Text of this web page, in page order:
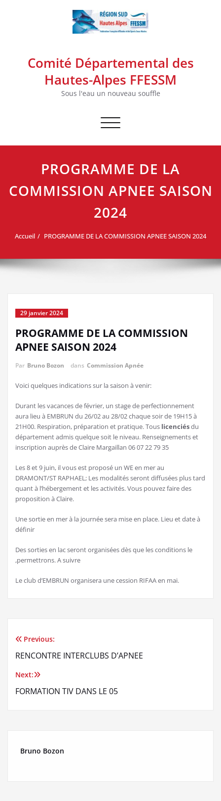
Comité Départemental des
Hautes-Alpes FFESSM
Sous l'eau un nouveau souffle
Afficher/masquer la navigation
PROGRAMME DE LA
COMMISSION APNEE SAISON
2024
Accueil PROGRAMME DE LA COMMISSION APNEE SAISON 2024
29 janvier 2024
PROGRAMME DE LA COMMISSION
APNEE SAISON 2024
Par Bruno Bozon dans Commission Apnée
Voici quelques indications sur la saison à venir:
Durant les vacances de février, un stage de perfectionnement
aura lieu à EMBRUN du 26/02 au 28/02 chaque soir de 19H15 à
21H00. Respiration, préparation et pratique. Tous licenciésdu
département admis quelque soit le niveau. Renseignements et
inscription auprès de Claire Margaillan 06 07 22 79 35
Les 8 et 9 juin, il vous est proposé un WE en mer au
DRAMONT/ST RAPHAEL; Les modalités seront diffusées plus tard
quant à l’hébergement et les activités. Vous pouvez faire des
proposition à Claire.
Une sortie en mer à la journée sera mise en place. Lieu et date à
définir
Des sorties en lac seront organisées dès que les conditions le
,permettrons. A suivre
Le club d’EMBRUN organisera une cession RIFAA en mai.
Navigation
de
l’article
Previous:
RENCONTRE INTERCLUBS D’APNEE
Next:
FORMATION TIV DANS LE 05
Bruno Bozon